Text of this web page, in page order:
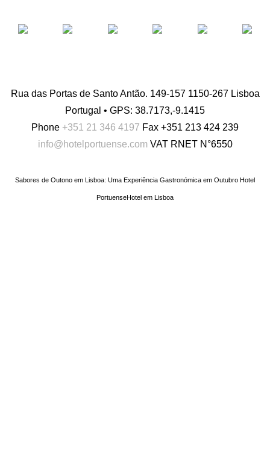
Rua das Portas de Santo Antão. 149-157 1150-267 Lisboa
Portugal • GPS: 38.7173,-9.1415
Phone +351 21 346 4197 Fax +351 213 424 239
info@hotelportuense.com VAT RNET N°6550
Sabores de Outono em Lisboa: Uma Experiência Gastronómica em Outubro Hotel
PortuenseHotel em Lisboa